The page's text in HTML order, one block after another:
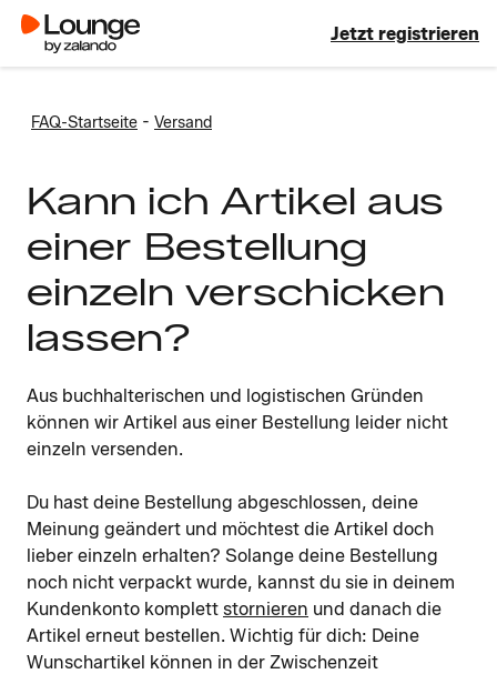
Jetzt registrieren
FAQ-Startseite - Versand
Kann ich Artikel aus
einer Bestellung
einzeln verschicken
lassen?
Aus buchhalterischen und logistischen Gründen
können wir Artikel aus einer Bestellung leider nicht
einzeln versenden.
Du hast deine Bestellung abgeschlossen, deine
Meinung geändert und möchtest die Artikel doch
lieber einzeln erhalten? Solange deine Bestellung
noch nicht verpackt wurde, kannst du sie in deinem
Kundenkonto komplett stornieren und danach die
Artikel erneut bestellen. Wichtig für dich: Deine
Wunschartikel können in der Zwischenzeit